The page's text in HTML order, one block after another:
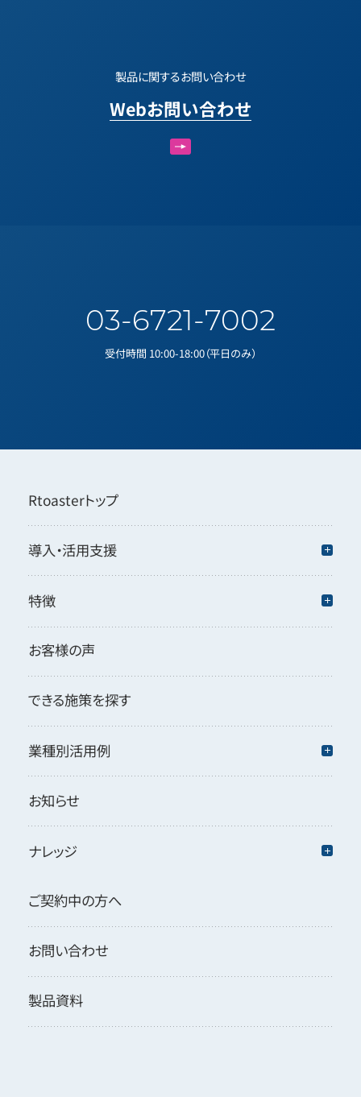
製品に関するお問い合わせ
Webお問い合わせ
03-6721-7002
受付時間 10:00-18:00（平日のみ）
Rtoasterトップ
導入・活用支援
特徴
お客様の声
できる施策を探す
業種別活用例
お知らせ
ナレッジ
ご契約中の方へ
お問い合わせ
製品資料